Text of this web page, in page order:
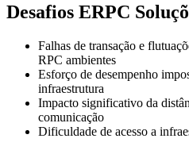
Desafios ERPC
Falhas de transação e
RPC ambientes
Esforço de desempenho
infraestrutura
Impacto significativo da
comunicação
Dificuldade de acesso a